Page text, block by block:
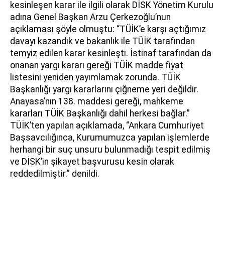
kesinleşen karar ile ilgili olarak DİSK Yönetim Kurulu
adına Genel Başkan Arzu Çerkezoğlu’nun
açıklaması şöyle olmuştu: “TÜİK’e karşı açtığımız
davayı kazandık ve bakanlık ile TÜİK tarafından
temyiz edilen karar kesinleşti. İstinaf tarafından da
onanan yargı kararı gereği TÜİK madde fiyat
listesini yeniden yayımlamak zorunda. TÜİK
Başkanlığı yargı kararlarını çiğneme yeri değildir.
Anayasa’nın 138. maddesi gereği, mahkeme
kararları TÜİK Başkanlığı dahil herkesi bağlar.”
TÜİK’ten yapılan açıklamada, “Ankara Cumhuriyet
Başsavcılığınca, Kurumumuzca yapılan işlemlerde
herhangi bir suç unsuru bulunmadığı tespit edilmiş
ve DİSK’in şikayet başvurusu kesin olarak
reddedilmiştir.” denildi.